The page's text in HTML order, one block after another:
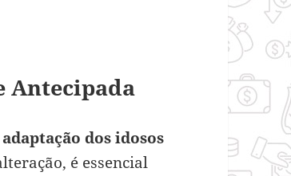
Antecipada
adaptação dos idosos
é essencial